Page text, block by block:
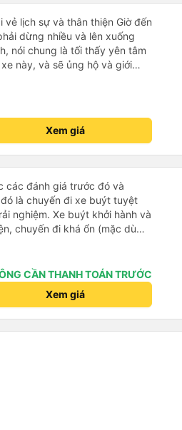
vẻ lịch sự và thân thiện Giờ đến
dừng nhiều và lên xuống
nói chung là tối thấy yên tâm
này, và sẽ ủng hộ và giới
vụ của nhà xe này
Xem giá
các đánh giá trước đó và
là chuyến đi xe buýt tuyệt
nghiệm. Xe buýt khởi hành và
chuyến đi khá ổn (mặc dù
của Việt Nam ^^), và chỗ
CẦN THANH TOÁN TRƯỚC
Xem giá